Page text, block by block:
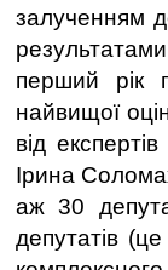
залученням
перший рік
найвищої
від
Ірина
аж 30
депутатів